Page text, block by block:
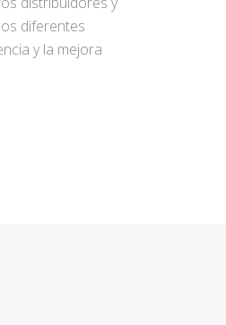
diferentes
y la mejora